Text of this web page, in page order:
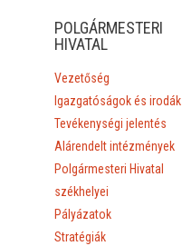
POLGÁRMESTERI
HIVATAL
Vezetőség
Igazgatóságok és irodák
Tevékenységi jelentés
Alárendelt intézmények
Polgármesteri Hivatal
székhelyei
Pályázatok
Stratégiák